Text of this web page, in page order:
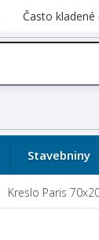
Často
Stavebniny
Kreslo Paris